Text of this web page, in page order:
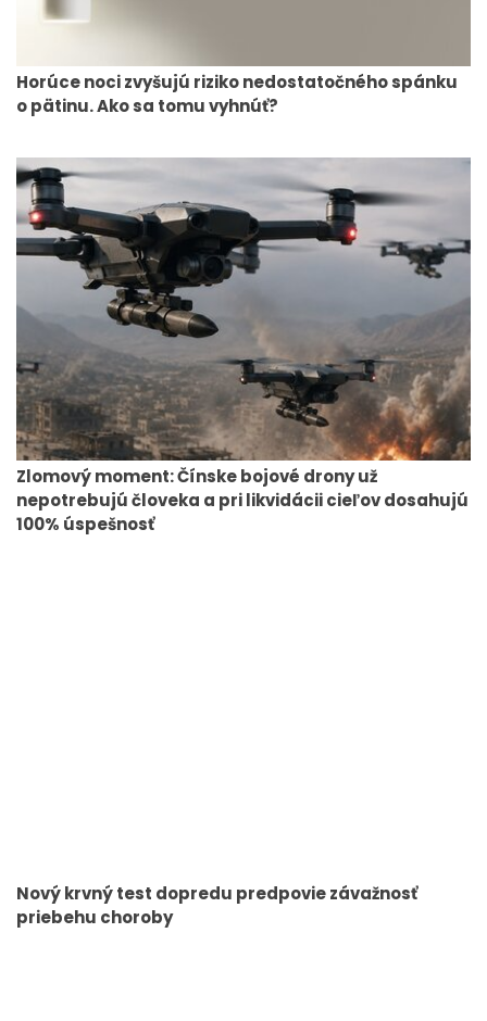
Horúce noci zvyšujú riziko nedostatočného spánku
o pätinu. Ako sa tomu vyhnúť?
Zlomový moment: Čínske bojové drony už
nepotrebujú človeka a pri likvidácii cieľov dosahujú
100% úspešnosť
Nový krvný test dopredu predpovie závažnosť
priebehu choroby